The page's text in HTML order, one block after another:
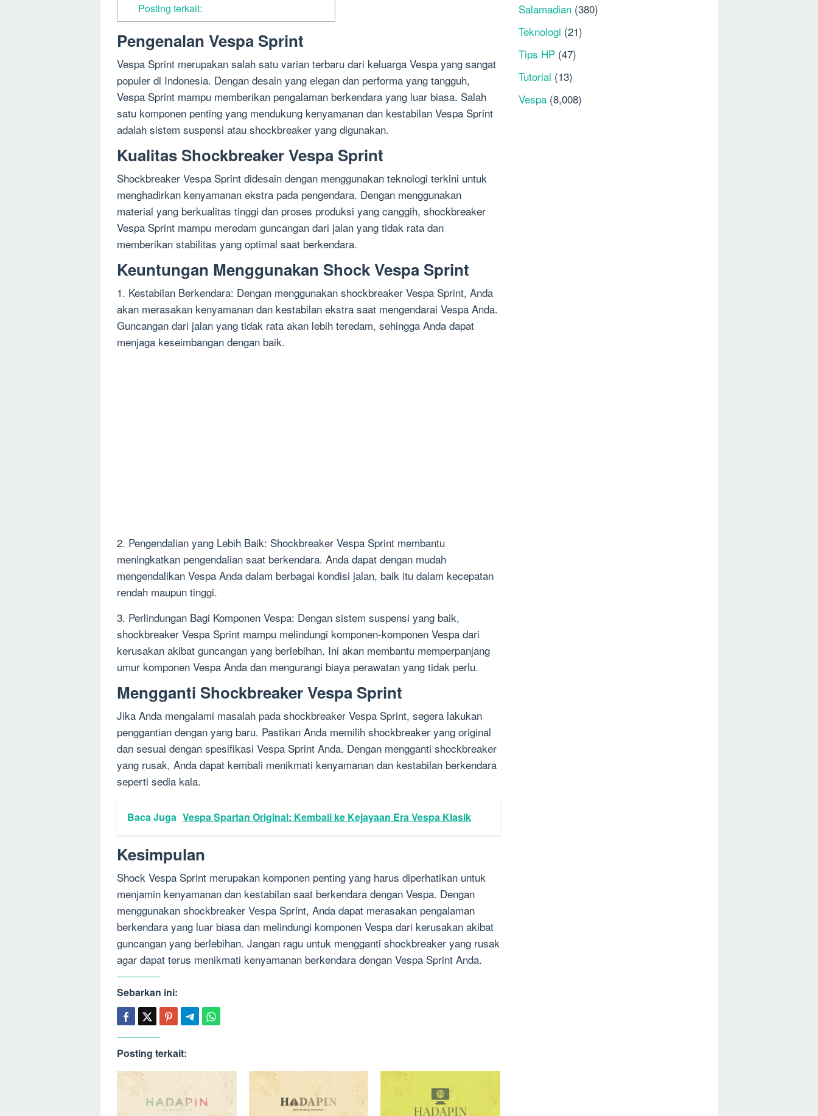
Posting terkait:
Pengenalan Vespa Sprint
Vespa Sprint merupakan salah satu varian terbaru dari keluarga Vespa yang sangat
populer di Indonesia. Dengan desain yang elegan dan performa yang tangguh,
Vespa Sprint mampu memberikan pengalaman berkendara yang luar biasa. Salah
satu komponen penting yang mendukung kenyamanan dan kestabilan Vespa Sprint
adalah sistem suspensi atau shockbreaker yang digunakan.
Kualitas Shockbreaker Vespa Sprint
Shockbreaker Vespa Sprint didesain dengan menggunakan teknologi terkini untuk
menghadirkan kenyamanan ekstra pada pengendara. Dengan menggunakan
material yang berkualitas tinggi dan proses produksi yang canggih, shockbreaker
Vespa Sprint mampu meredam guncangan dari jalan yang tidak rata dan
memberikan stabilitas yang optimal saat berkendara.
Keuntungan Menggunakan Shock Vespa Sprint
1. Kestabilan Berkendara: Dengan menggunakan shockbreaker Vespa Sprint, Anda
akan merasakan kenyamanan dan kestabilan ekstra saat mengendarai Vespa Anda.
Guncangan dari jalan yang tidak rata akan lebih teredam, sehingga Anda dapat
menjaga keseimbangan dengan baik.
2. Pengendalian yang Lebih Baik: Shockbreaker Vespa Sprint membantu
meningkatkan pengendalian saat berkendara. Anda dapat dengan mudah
mengendalikan Vespa Anda dalam berbagai kondisi jalan, baik itu dalam kecepatan
rendah maupun tinggi.
3. Perlindungan Bagi Komponen Vespa: Dengan sistem suspensi yang baik,
shockbreaker Vespa Sprint mampu melindungi komponen-komponen Vespa dari
kerusakan akibat guncangan yang berlebihan. Ini akan membantu memperpanjang
umur komponen Vespa Anda dan mengurangi biaya perawatan yang tidak perlu.
Mengganti Shockbreaker Vespa Sprint
Jika Anda mengalami masalah pada shockbreaker Vespa Sprint, segera lakukan
penggantian dengan yang baru. Pastikan Anda memilih shockbreaker yang original
dan sesuai dengan spesifikasi Vespa Sprint Anda. Dengan mengganti shockbreaker
yang rusak, Anda dapat kembali menikmati kenyamanan dan kestabilan berkendara
seperti sedia kala.
Baca Juga Vespa Spartan Original: Kembali ke Kejayaan Era Vespa Klasik
Kesimpulan
Shock Vespa Sprint merupakan komponen penting yang harus diperhatikan untuk
menjamin kenyamanan dan kestabilan saat berkendara dengan Vespa. Dengan
menggunakan shockbreaker Vespa Sprint, Anda dapat merasakan pengalaman
berkendara yang luar biasa dan melindungi komponen Vespa dari kerusakan akibat
guncangan yang berlebihan. Jangan ragu untuk mengganti shockbreaker yang rusak
agar dapat terus menikmati kenyamanan berkendara dengan Vespa Sprint Anda.
Sebarkan ini:
Posting terkait:
Salamadian (380)
Teknologi (21)
Tips HP (47)
Tutorial (13)
Vespa (8,008)